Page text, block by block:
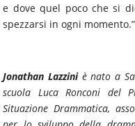
e dove quel poco che si
spezzarsi in ogni momento.”
Jonathan Lazziniè nato a
scuola Luca Ronconi del
Situazione Drammatica,